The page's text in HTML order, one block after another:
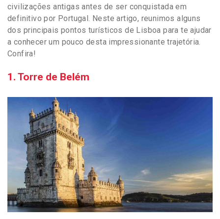
civilizações antigas antes de ser conquistada em
definitivo por Portugal. Neste artigo, reunimos alguns
dos principais pontos turísticos de Lisboa para te ajudar
a conhecer um pouco desta impressionante trajetória.
Confira!
1. Torre de Belém